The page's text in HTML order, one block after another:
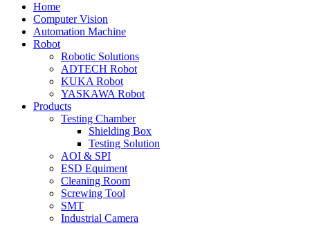
Home
Computer Vision
Automation Machine
Robot
Robotic Solutions
ADTECH Robot
KUKA Robot
YASKAWA Robot
Products
Testing Chamber
Shielding Box
Testing Solution
AOI & SPI
ESD Equiment
Cleaning Room
Screwing Tool
SMT
Industrial Camera